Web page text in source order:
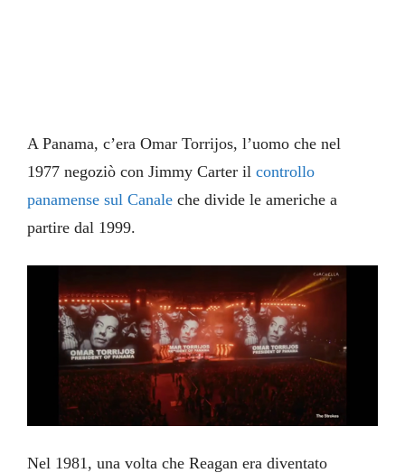
A Panama, c’era Omar Torrijos, l’uomo che nel
1977 negoziò con Jimmy Carter ilcontrollo
panamense sul Canale che divide le americhe a
partire dal 1999.
Nel 1981, una volta che Reagan era diventato